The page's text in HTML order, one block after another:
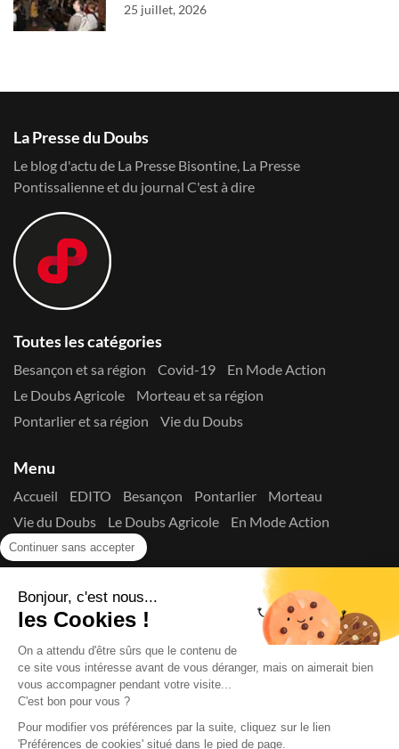
Continuer sans accepter
Bonjour, c'est nous...
les Cookies !
On a attendu d'être sûrs que le contenu de
ce site vous intéresse avant de vous déranger, mais on aimerait bien
vous accompagner pendant votre visite...
C'est bon pour vous ?
Pour modifier vos préférences par la suite, cliquez sur le lien
'Préférences de cookies' situé dans le pied de page.
25 juillet, 2026
La Presse du Doubs
Le blog d'actu de La Presse Bisontine, La Presse
Pontissalienne et du journal C'est à dire
Toutes les catégories
Besançon et sa région Covid-19
En Mode Action
Le Doubs Agricole
Morteau et sa région
Pontarlier et sa région
Vie du Doubs
Menu
Accueil EDITO Besançon Pontarlier
Morteau
Vie du Doubs
Le Doubs Agricole
En Mode Action
Contactez-nous !
Suivez-nous sur les réseaux
Copyright © 2026 La Presse du Doubs
2725-8165 - N° de commission paritaire : 1125 Y 94392
Données Personnelles
Mentions Légales